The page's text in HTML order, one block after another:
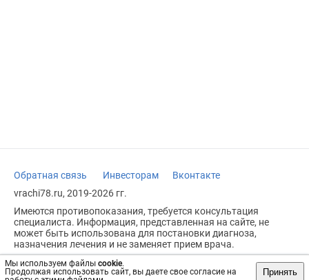
Мы используем файлы cookie.
Продолжая использовать сайт, вы даете свое согласие на
Принять
Обратная связь Инвесторам
Вконтакте
vrachi78.ru, 2019-2026 гг.
Имеются противопоказания, требуется консультация
специалиста. Информация, представленная на сайте, не
может быть использована для постановки диагноза,
назначения лечения и не заменяет прием врача.
Возрастное ограничение: 18+